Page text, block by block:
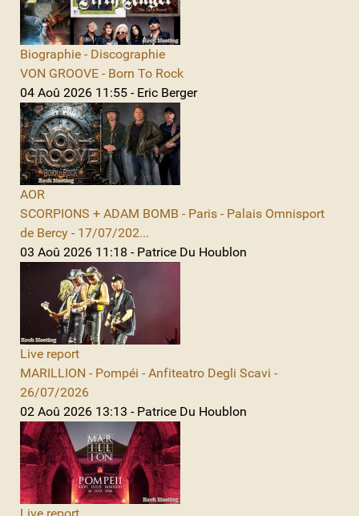
Biographie - Discographie
VON GROOVE - Born To Rock
04 Aoû 2026 11:55 - Eric Berger
AOR
SCORPIONS + ADAM BOMB - Paris - Palais Omnisport
de Bercy - 17/07/202...
03 Aoû 2026 11:18 - Patrice Du Houblon
Live report
MARILLION - Pompéi - Anfiteatro Degli Scavi -
26/07/2026
02 Aoû 2026 13:13 - Patrice Du Houblon
Live report